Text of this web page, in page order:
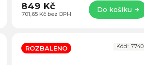
701,65 Kč bez DPH
849 Kč Do košíku
ROZBALENO Kód:7740